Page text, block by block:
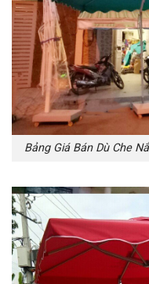
Bảng Giá Bán Dù Che